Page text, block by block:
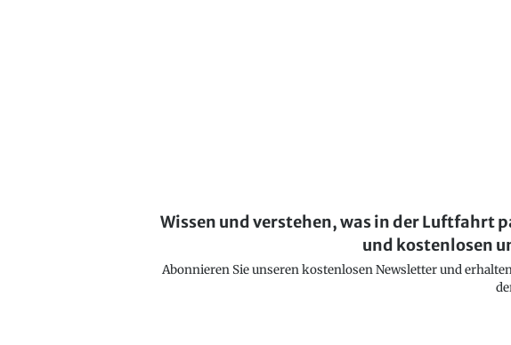
Wissen und verstehen, was in der Luftfahrt
und kostenlosen
Abonnieren Sie unseren kostenlosen Newsletter und